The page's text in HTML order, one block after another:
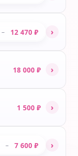
– 12 470 ₽ ›
18 000 ₽ ›
1 500 ₽ ›
– 7 600 ₽ ›